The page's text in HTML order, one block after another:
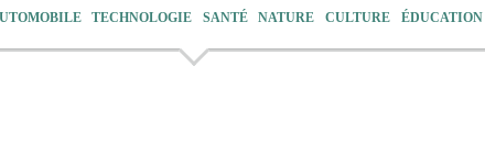
TECHNOLOGIE SANTÉ NATURE CULTURE ÉDUCATION